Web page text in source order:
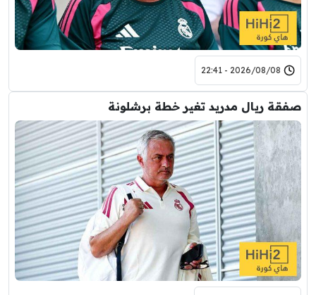
2026/08/08 - 22:41
صفقة ريال مدريد تغير خطة برشلونة